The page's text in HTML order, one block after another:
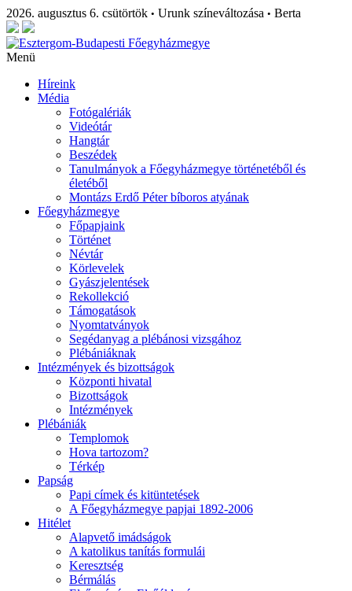
2026. augusztus 6. csütörtök • Urunk színeváltozása • Berta
Menü
Híreink
Média
Fotógalériák
Videótár
Hangtár
Beszédek
Tanulmányok a Főegyházmegye történetéből és
életéből
Montázs Erdő Péter bíboros atyának
Főegyházmegye
Főpapjaink
Történet
Névtár
Körlevelek
Gyászjelentések
Rekollekció
Támogatások
Nyomtatványok
Segédanyag a plébánosi vizsgához
Plébániáknak
Intézmények és bizottságok
Központi hivatal
Bizottságok
Intézmények
Plébániák
Templomok
Hova tartozom?
Térkép
Papság
Papi címek és kitüntetések
A Főegyházmegye papjai 1892-2006
Hitélet
Alapvető imádságok
A katolikus tanítás formulái
Keresztség
Bérmálás